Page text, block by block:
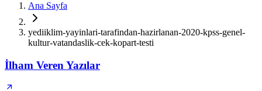
Ana Sayfa
yediiklim-yayinlari-tarafindan-hazirlanan-2020-kpss-genel-
kultur-vatandaslik-cek-kopart-testi
İlham Veren Yazılar